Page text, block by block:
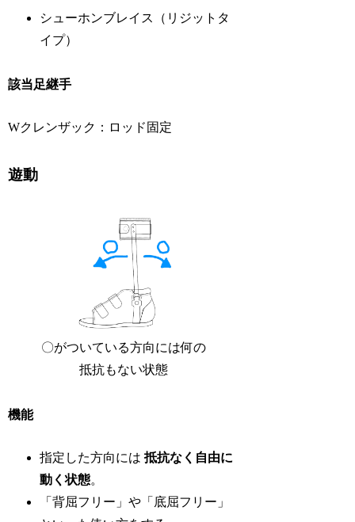
シューホンブレイス（リジットタ
イプ）
該当足継手
Wクレンザック：ロッド固定
遊動
〇がついている方向には何の
抵抗もない状態
機能
指定した方向には抵抗なく自由に
動く状態。
「背屈フリー」や「底屈フリー」